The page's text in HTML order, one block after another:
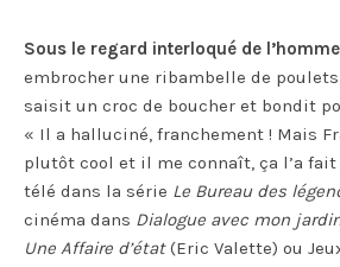
Sous le regard interloqué de
embrocher une ribambelle de
saisit un croc de boucher et bondit
« Il a halluciné, franchement ! Mais
plutôt cool et il me connaît, ça l’a fait
télé dans la série Le Bureau des
cinéma dans Dialogue avec mon
Une Affaire d’état(Eric Valette) ou